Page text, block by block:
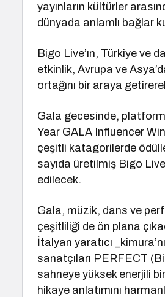
yayınların kültürler
dünyada anlamlı bağlar
Bigo Live’ın, Türkiye ve
etkinlik, Avrupa ve
ortağını bir araya
Gala gecesinde,
Year GALA Influencer
çeşitli katagorilerde
sayıda üretilmiş Bigo
edilecek.
Gala, müzik, dans ve
çeşitliliği de ön plana
İtalyan yaratıcı
sanatçıları PERFECT
sahneye yüksek enerjili
hikaye anlatımını